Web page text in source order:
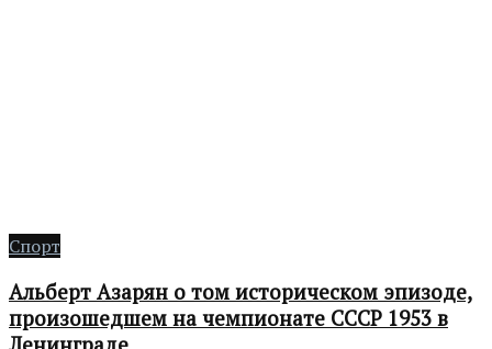
Спорт
Альберт Азарян о том историческом эпизоде,
произошедшем на чемпионате СССР 1953 в